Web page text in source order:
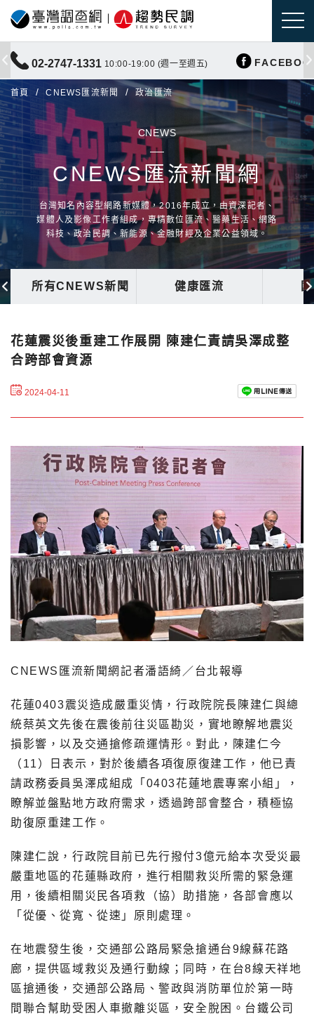
02-2747-1331 10:00-19:00 (週一至週五)
首頁 CNEWS匯流新聞 政治匯流
CNEWS
CNEWS匯流新聞網
台灣知名內容型網路新媒體，2016年成立，由資深記者、
媒體人及影像工作者組成，專精數位匯流、醫藥生活、網路
科技、政治民調、新能源、金融財經及企業公益領域。
所有CNEWS新聞 健康匯流
花蓮震災後重建工作展開 陳建仁責請吳澤成整
合跨部會資源
2024-04-11
CNEWS匯流新聞網記者潘語綺／台北報導
花蓮0403震災造成嚴重災情，行政院院長陳建仁與總
統蔡英文先後在震後前往災區勘災，實地瞭解地震災
損影響，以及交通搶修疏運情形。對此，陳建仁今
（11）日表示，對於後續各項復原復建工作，他已責
請政務委員吳澤成組成「0403花蓮地震專案小組」，
瞭解並盤點地方政府需求，透過跨部會整合，積極協
助復原重建工作。
陳建仁說，行政院目前已先行撥付3億元給本次受災最
嚴重地區的花蓮縣政府，進行相關救災所需的緊急運
用，後續相關災民各項救（協）助措施，各部會應以
「從優、從寬、從速」原則處理。
在地震發生後，交通部公路局緊急搶通台9線蘇花路
廊，提供區域救災及通行動線；同時，在台8線天祥地
區搶通後，交通部公路局、警政與消防單位於第一時
間聯合幫助受困人車撤離災區，安全脫困。台鐵公司